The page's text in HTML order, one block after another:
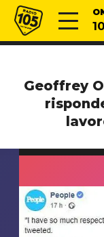
Vai al contenuto
Radio 105
Geoffrey